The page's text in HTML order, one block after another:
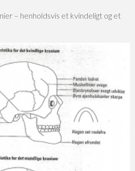
– henholdsvis et kvindeligt og et